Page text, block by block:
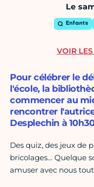
Le
Enfants
Pour célébrer le
l'école, la
commencer au
rencontrer
Desplechin à
Des quiz, des jeux de
bricolages… Quelque
amuser avec nous
VOIR